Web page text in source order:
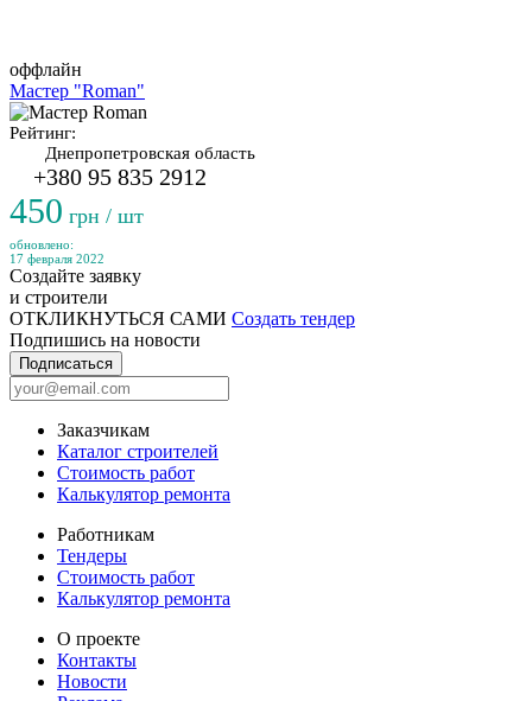
оффлайн
Мастер "Roman"
Рейтинг:
Днепропетровская область
+380 95 835 2912
450 грн / шт
обновлено:
17 февраля 2022
Создайте заявку
и строители
ОТКЛИКНУТЬСЯ САМИ Создать тендер
Подпишись на новости
Подписаться
Заказчикам
Каталог строителей
Стоимость работ
Калькулятор ремонта
Работникам
Тендеры
Стоимость работ
Калькулятор ремонта
О проекте
Контакты
Новости